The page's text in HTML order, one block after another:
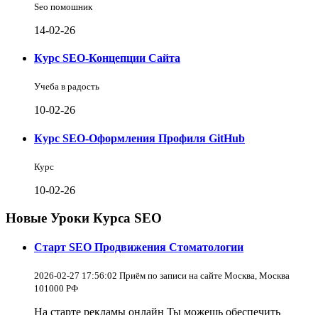
Seo помошник
14-02-26
Курс SEO-Концепции Сайта
Учеба в радость
10-02-26
Курс SEO-Оформления Профиля GitHub
Курс
10-02-26
Новые Уроки Курса SEO
Старт SEO Продвижения Стоматологии
2026-02-27 17:56:02 Приём по записи на сайте Москва, Москва
101000 РФ
На старте рекламы онлайн Ты можешь обеспечить